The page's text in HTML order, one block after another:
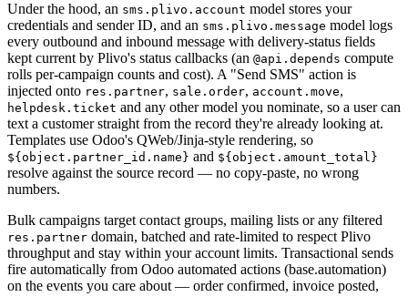
Under the hood, an sms.plivo.account model stores your
credentials and sender ID, and an sms.plivo.message model logs
every outbound and inbound message with delivery-status fields
kept current by Plivo's status callbacks (an @api.depends compute
rolls per-campaign counts and cost). A "Send SMS" action is
injected onto res.partner, sale.order, account.move,
helpdesk.ticket and any other model you nominate, so a user can
text a customer straight from the record they're already looking at.
Templates use Odoo's QWeb/Jinja-style rendering, so
${object.partner_id.name} and ${object.amount_total}
resolve against the source record — no copy-paste, no wrong
numbers.
Bulk campaigns target contact groups, mailing lists or any filtered
res.partner domain, batched and rate-limited to respect Plivo
throughput and stay within your account limits. Transactional sends
fire automatically from Odoo automated actions (base.automation)
on the events you care about — order confirmed, invoice posted,